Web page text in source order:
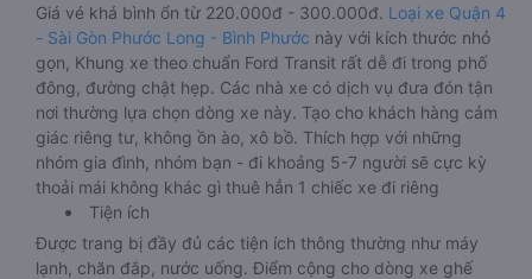
Giá vé khá bình ổn từ 220.000đ - 300.000đ. Loại xe Quận 4
- Sài Gòn Phước Long - Bình Phước này với kích thước nhỏ
gọn, Khung xe theo chuẩn Ford Transit rất dễ đi trong phố
đông, đường chật hẹp. Các nhà xe có dịch vụ đưa đón tận
nơi thường lựa chọn dòng xe này. Tạo cho khách hàng cảm
giác riêng tư, không ồn ào, xô bồ. Thích hợp với những
nhóm gia đình, nhóm bạn - đi khoảng 5-7 người sẽ cực kỳ
thoải mái không khác gì thuê hẳn 1 chiếc xe đi riêng
Tiện ích
Được trang bị đầy đủ các tiện ích thông thường như máy
lạnh, chăn đắp, nước uống. Điểm cộng cho dòng xe ghế